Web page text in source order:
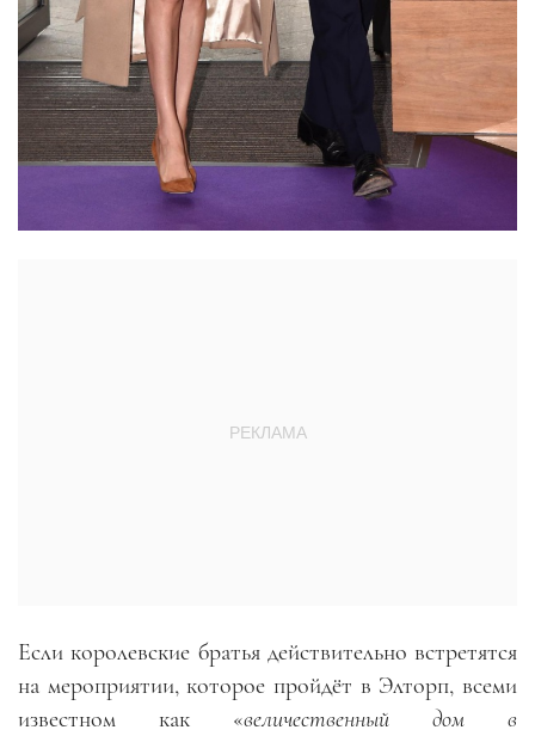
Если королевские братья действительно встретятся
на мероприятии, которое пройдёт в Элторп, всеми
известном как «величественный дом в